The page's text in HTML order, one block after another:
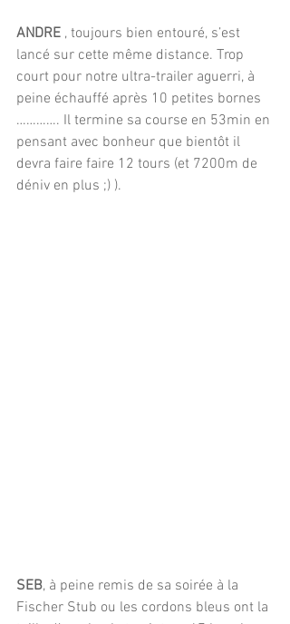
ANDRE , toujours bien entouré, s’est
lancé sur cette même distance. Trop
court pour notre ultra-trailer aguerri, à
peine échauffé après 10 petites bornes
…………. Il termine sa course en 53min en
pensant avec bonheur que bientôt il
devra faire faire 12 tours (et 7200m de
déniv en plus ;) ).
SEB, à peine remis de sa soirée à la
Fischer Stub ou les cordons bleus ont la